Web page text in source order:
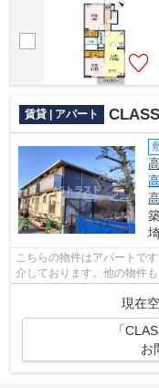
賃貸 | アパート
こちらの物件はアパートで
介しております。他の物件
ください。
現在
「
お